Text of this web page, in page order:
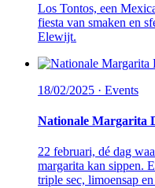
Los Tontos, een
fiesta van smaken en
Elewijt.
18/02/2025 · Events
Nationale Margarita
22 februari, dé dag
margarita kan sippen.
triple sec, limoensap